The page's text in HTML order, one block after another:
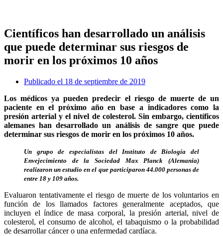
Científicos han desarrollado un análisis
que puede determinar sus riesgos de
morir en los próximos 10 años
Publicado el 18 de septiembre de 2019
Los médicos ya pueden predecir el riesgo de muerte de un
paciente en el próximo año en base a indicadores como la
presión arterial y el nivel de colesterol. Sin embargo, científicos
alemanes han desarrollado un análisis de sangre que puede
determinar sus riesgos de morir en los próximos 10 años.
Un grupo de especialistas del Instituto de Biología del
Envejecimiento de la Sociedad Max Planck (Alemania)
realizaron un estudio en el que participaron 44.000 personas de
entre 18 y 109 años.
Evaluaron tentativamente el riesgo de muerte de los voluntarios en
función de los llamados factores generalmente aceptados, que
incluyen el índice de masa corporal, la presión arterial, nivel de
colesterol, el consumo de alcohol, el tabaquismo o la probabilidad
de desarrollar cáncer o una enfermedad cardíaca.